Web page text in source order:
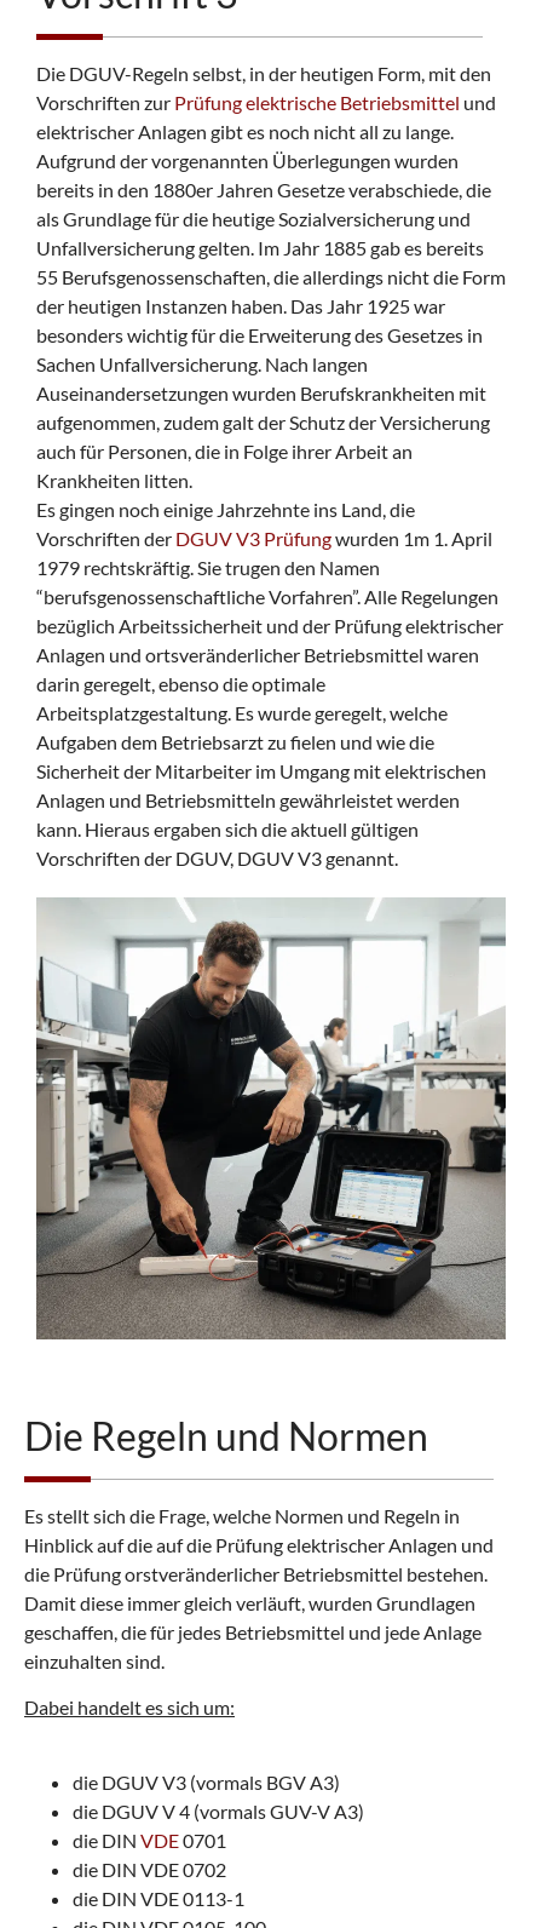
Die DGUV-Regeln selbst, in der heutigen Form, mit den
Vorschriften zur Prüfung elektrische Betriebsmittel und
elektrischer Anlagen gibt es noch nicht all zu lange.
Aufgrund der vorgenannten Überlegungen wurden
bereits in den 1880er Jahren Gesetze verabschiede, die
als Grundlage für die heutige Sozialversicherung und
Unfallversicherung gelten. Im Jahr 1885 gab es bereits
55 Berufsgenossenschaften, die allerdings nicht die Form
der heutigen Instanzen haben. Das Jahr 1925 war
besonders wichtig für die Erweiterung des Gesetzes in
Sachen Unfallversicherung. Nach langen
Auseinandersetzungen wurden Berufskrankheiten mit
aufgenommen, zudem galt der Schutz der Versicherung
auch für Personen, die in Folge ihrer Arbeit an
Krankheiten litten.
Es gingen noch einige Jahrzehnte ins Land, die
Vorschriften der DGUV V3 Prüfungwurden 1m 1. April
1979 rechtskräftig. Sie trugen den Namen
“berufsgenossenschaftliche Vorfahren”. Alle Regelungen
bezüglich Arbeitssicherheit und der Prüfung elektrischer
Anlagen und ortsveränderlicher Betriebsmittel waren
darin geregelt, ebenso die optimale
Arbeitsplatzgestaltung. Es wurde geregelt, welche
Aufgaben dem Betriebsarzt zu fielen und wie die
Sicherheit der Mitarbeiter im Umgang mit elektrischen
Anlagen und Betriebsmitteln gewährleistet werden
kann. Hieraus ergaben sich die aktuell gültigen
Vorschriften der DGUV, DGUV V3 genannt.
Die Regeln und Normen
Es stellt sich die Frage, welche Normen und Regeln in
Hinblick auf die auf die Prüfung elektrischer Anlagen und
die Prüfung orstveränderlicher Betriebsmittel bestehen.
Damit diese immer gleich verläuft, wurden Grundlagen
geschaffen, die für jedes Betriebsmittel und jede Anlage
einzuhalten sind.
Dabei handelt es sich um:
die DGUV V3 (vormals BGV A3)
die DGUV V 4 (vormals GUV-V A3)
die DIN VDE0701
die DIN VDE 0702
die DIN VDE 0113-1